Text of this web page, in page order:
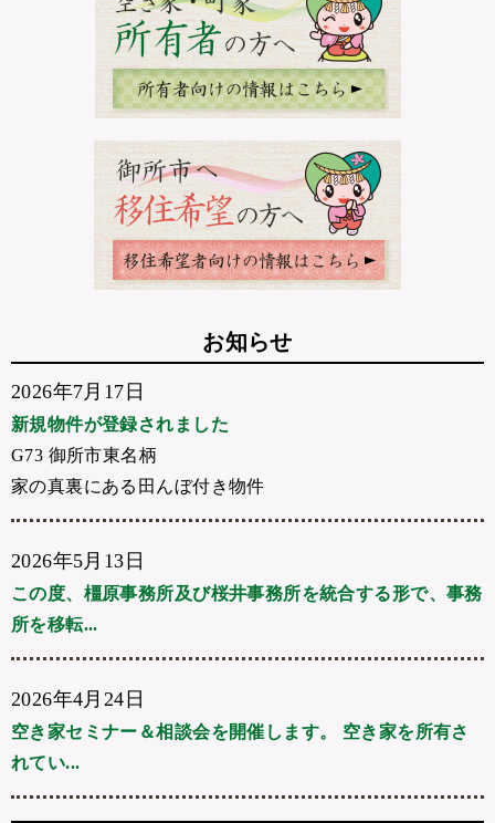
お知らせ
2026年7月17日
新規物件が登録されました
G73 御所市東名柄
家の真裏にある田んぼ付き物件
2026年5月13日
この度、橿原事務所及び桜井事務所を統合する形で、事務
所を移転...
2026年4月24日
空き家セミナー＆相談会を開催します。 空き家を所有さ
れてい...